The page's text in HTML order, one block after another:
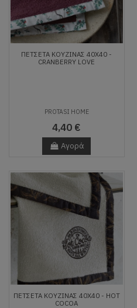
ΠΕΤΣΈΤΑ ΚΟΥΖΊΝΑΣ 40X40 -
CRANBERRY LOVE
PROTASI HOME
4,40 €
Αγορά
ΠΕΤΣΈΤΑ ΚΟΥΖΊΝΑΣ 40X40 - HOT
COCOA